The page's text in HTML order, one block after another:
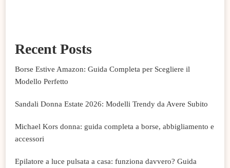
Recent Posts
Borse Estive Amazon: Guida Completa per Scegliere il
Modello Perfetto
Sandali Donna Estate 2026: Modelli Trendy da Avere Subito
Michael Kors donna: guida completa a borse, abbigliamento e
accessori
Epilatore a luce pulsata a casa: funziona davvero? Guida